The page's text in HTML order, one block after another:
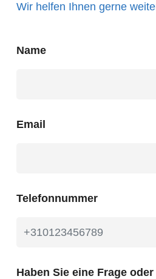
Wir helfen Ihnen gerne
Name
Email
Telefonnummer
Haben Sie eine Frage